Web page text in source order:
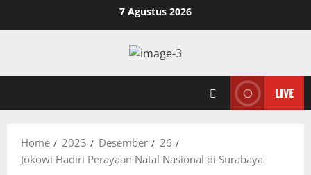
7 Agustus 2026
LIVE
Home 2023 Desember
26
Jokowi Hadiri Perayaan Natal Nasional di Surabaya